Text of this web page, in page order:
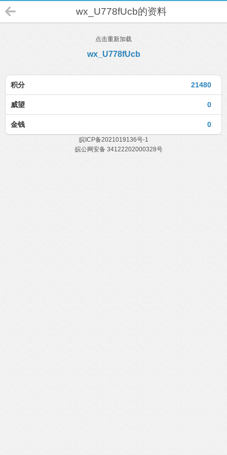
wx_U778fUcb的资料
点击重新加载
wx_U778fUcb
21480
积分
0
威望
0
金钱
皖ICP备2021019136号-1
皖公网安备 34122202000328号